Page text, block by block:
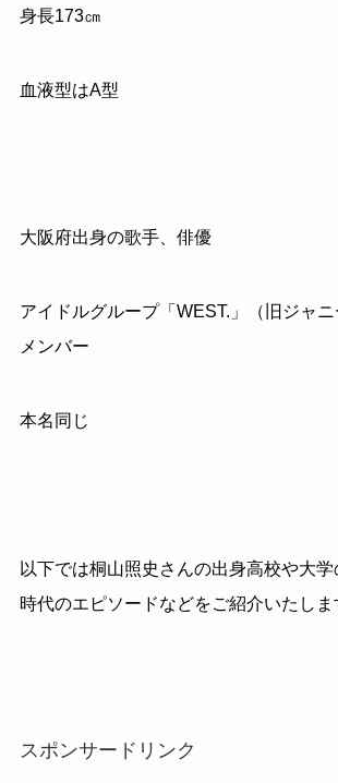
身長173㎝
血液型はA型
大阪府出身の歌手、俳優
アイドルグループ「WEST.」（旧ジャ
メンバー
本名同じ
以下では桐山照史さんの出身高校や大
時代のエピソードなどをご紹介いたしま
スポンサードリンク